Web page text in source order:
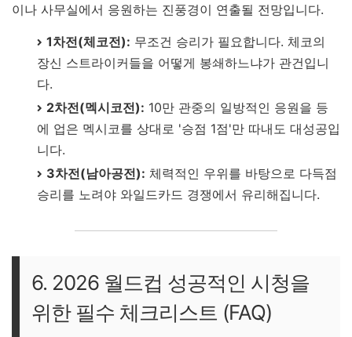
이나 사무실에서 응원하는 진풍경이 연출될 전망입니다.
1차전(체코전): 무조건 승리가 필요합니다. 체코의
장신 스트라이커들을 어떻게 봉쇄하느냐가 관건입니
다.
2차전(멕시코전): 10만 관중의 일방적인 응원을 등
에 업은 멕시코를 상대로 '승점 1점'만 따내도 대성공입
니다.
3차전(남아공전): 체력적인 우위를 바탕으로 다득점
승리를 노려야 와일드카드 경쟁에서 유리해집니다.
6. 2026 월드컵 성공적인 시청을
위한 필수 체크리스트 (FAQ)